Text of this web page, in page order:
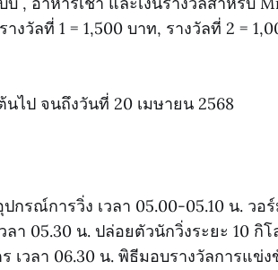
งวัลที่ 1 = 1,500 บาท, รางวัลที่ 2 =
ไป จนถึงวันที่ 20 เมษายน 2568
กรณ์การวิ่ง เวลา 05.00-05.10 น. วอ
ลา 05.30 น. ปล่อยตัวนักวิ่งระยะ 10 กิ
เวลา 06.30 น. พิธีมอบรางวัลการแข่